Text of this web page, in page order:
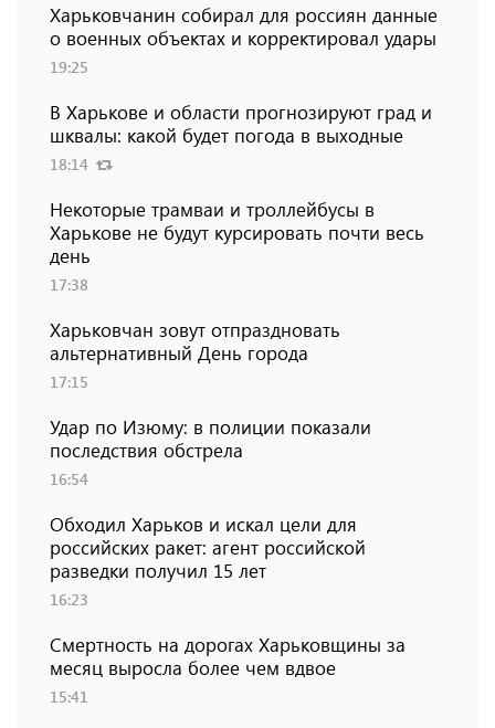
Харьковчанин собирал для россиян данные
о военных объектах и ​​корректировал удары
19:25
В Харькове и области прогнозируют град и
шквалы: какой будет погода в выходные
18:14
Некоторые трамваи и троллейбусы в
Харькове не будут курсировать почти весь
день
17:38
Харьковчан зовут отпраздновать
альтернативный День города
17:15
Удар по Изюму: в полиции показали
последствия обстрела
16:54
Обходил Харьков и искал цели для
российских ракет: агент российской
разведки получил 15 лет
16:23
Смертность на дорогах Харьковщины за
месяц выросла более чем вдвое
15:41